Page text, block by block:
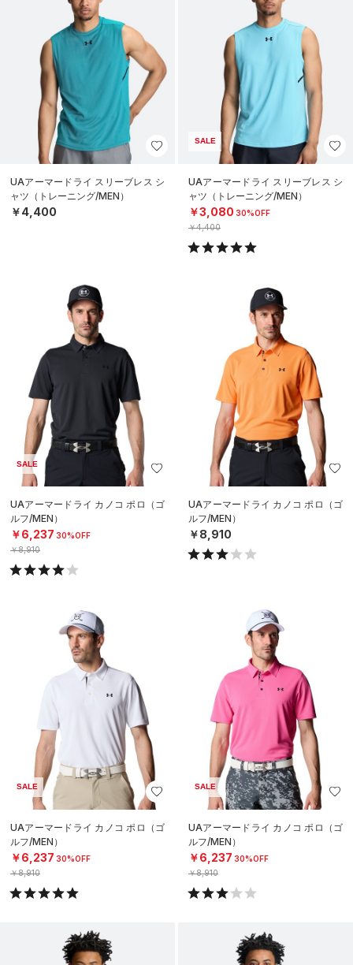
UAアーマードライ スリーブレス シ
ャツ（トレーニング/MEN）
￥4,400
SALE
UAアーマードライ スリーブレス シ
ャツ（トレーニング/MEN）
￥3,080 30%OFF
￥4,400
SALE
UAアーマードライ カノコ ポロ（ゴ
ルフ/MEN）
￥6,237 30%OFF
￥8,910
UAアーマードライ カノコ ポロ（ゴ
ルフ/MEN）
￥8,910
SALE
UAアーマードライ カノコ ポロ（ゴ
ルフ/MEN）
￥6,237 30%OFF
￥8,910
SALE
UAアーマードライ カノコ ポロ（ゴ
ルフ/MEN）
￥6,237 30%OFF
￥8,910